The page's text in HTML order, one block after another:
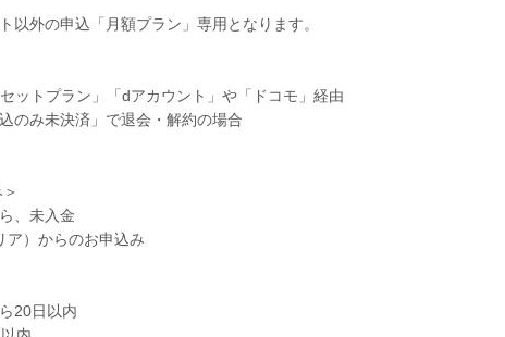
以外の申込「月額プラン」専用となります。
ットプラン」「dアカウント」や「ドコモ」経由
のみ未決済」で退会・解約の場合
、未入金
）からのお申込み
20日以内